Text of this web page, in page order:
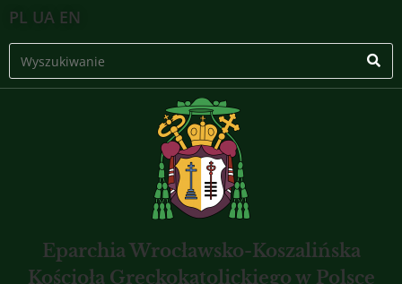
PL UA EN
Eparchia Wrocławsko-Koszalińska
Kościoła Greckokatolickiego w Polsce